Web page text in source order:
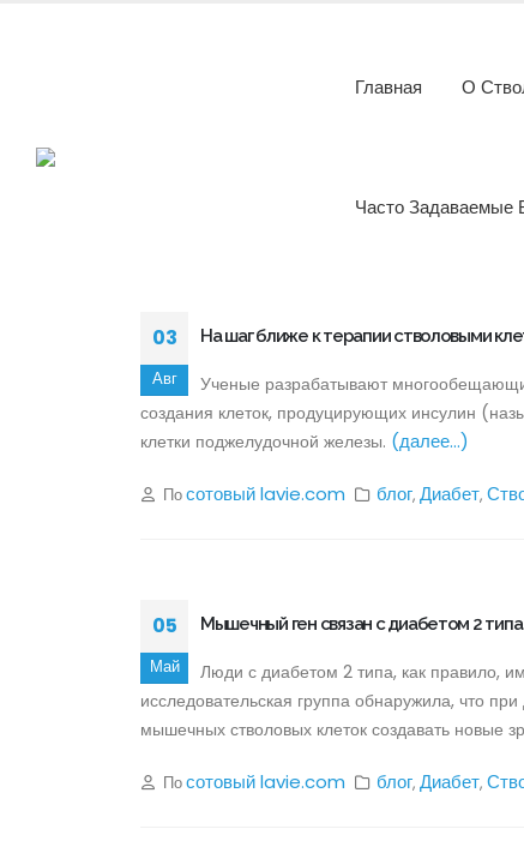
Главная О
Часто Задаваемые
03
Авг
На шаг ближе к терапии стволовыми
Ученые разрабатывают
создания клеток, продуцирующих инсулин
клетки поджелудочной железы. (далее…)
Посотовый lavie.com блог,Диабет,
05
Май
Мышечный ген связан с диабетом 2 типа
Люди с диабетом 2 типа, как правило,
исследовательская группа обнаружила, что
мышечных стволовых клеток создавать новые
Посотовый lavie.com блог,Диабет,